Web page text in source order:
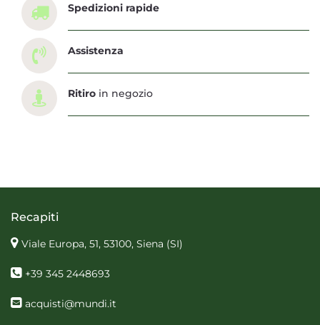
Spedizioni rapide
Assistenza
Ritiro in negozio
Recapiti
Viale Europa, 51, 53100, Siena (SI)
+39 345 2448693
acquisti@mundi.it